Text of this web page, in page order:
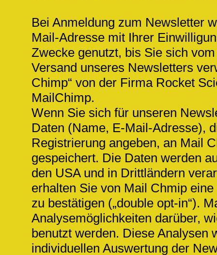
Bei Anmeldung zum Newsletter
Mail-Adresse mit Ihrer
Zwecke genutzt, bis Sie sich
Versand unseres Newsletters
Chimp“ von der Firma Rocket
MailChimp.
Wenn Sie sich für unseren
Daten (Name, E-Mail-Adresse),
Registrierung angeben, an Mail
gespeichert. Die Daten werden
den USA und in Drittländern
erhalten Sie von Mail Chmip
zu bestätigen („double opt-in“).
Analysemöglichkeiten darüber,
benutzt werden. Diese Analysen
individuellen Auswertung der